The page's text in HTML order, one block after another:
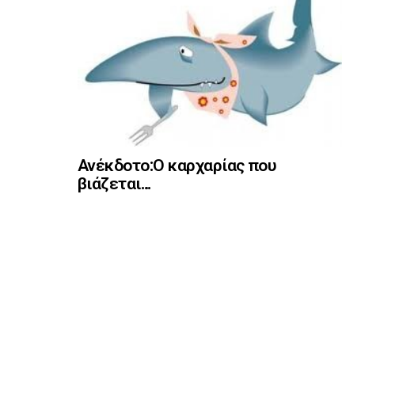
Ανέκδοτο:Ο καρχαρίας που
βιάζεται…